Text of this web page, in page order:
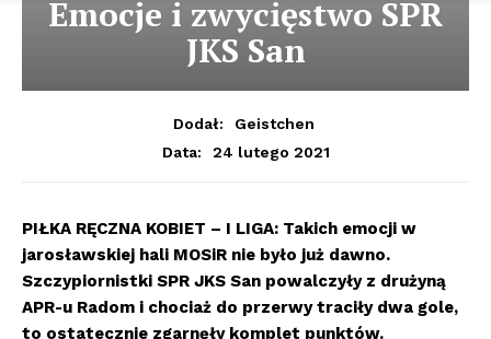
Emocje i zwycięstwo SPR
JKS San
Dodał:
Geistchen
Data:
24 lutego 2021
PIŁKA RĘCZNA KOBIET – I LIGA: Takich emocji w
jarosławskiej hali MOSiR nie było już dawno.
Szczypiornistki SPR JKS San powalczyły z drużyną
APR-u Radom i chociaż do przerwy traciły dwa gole,
to ostatecznie zgarnęły komplet punktów.